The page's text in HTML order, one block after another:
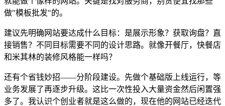
做"模板批发"的。
建议先明确网站要达成什么目标：是展示形象？获取询盘？直
接销售？不同目标需要不同的设计思路。就像开餐厅，快餐店
和米其林的装修风格能一样吗？
还有个省钱妙招——分阶段建设。先做个基础版上线运行，等
业务发展了再逐步升级。这比一次性投入大量资金然后闲置强
多了。我认识个创业者就是这么做的，现在他的网站已经迭代